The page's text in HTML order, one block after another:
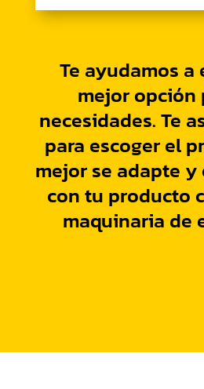
Te ayudamos a
mejor opción
necesidades. Te
para escoger el
mejor se adapte
con tu producto
maquinaria de